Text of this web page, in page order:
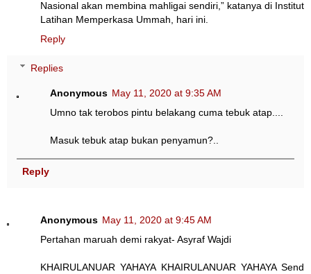
Nasional akan membina mahligai sendiri,” katanya di Institut
Latihan Memperkasa Ummah, hari ini.
Reply
Replies
Anonymous May 11, 2020 at 9:35 AM
Umno tak terobos pintu belakang cuma tebuk atap....
Masuk tebuk atap bukan penyamun?..
Reply
Anonymous May 11, 2020 at 9:45 AM
Pertahan maruah demi rakyat- Asyraf Wajdi
KHAIRULANUAR YAHAYA KHAIRULANUAR YAHAYA Send